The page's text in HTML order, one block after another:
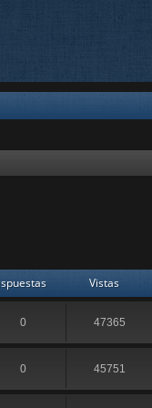
Vistas
0 47365
0 45751